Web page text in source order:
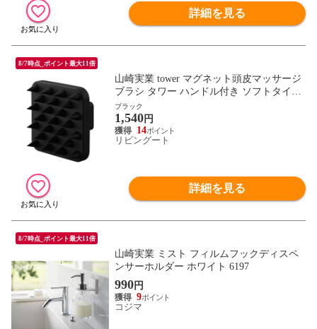
詳細を見る
8/7時点_ポイント最大11倍
山崎実業 tower マグネット頭皮マッサージ
ブラシ タワー ハンドル付き ソフトタイプ
（ 4903208017695 タワーシリーズ 頭皮マ
ッサージブラシ マッサージブラシ ソフト
洗浄ブラシ ヘッドブラシ マグネット 磁石
頭皮ケア ） 【ブラック】
ブラック
1,540円
14
リビングート
詳細を見る
8/7時点_ポイント最大11倍
山崎実業 ミスト フィルムフックディスペ
ンサーホルダー ホワイト 6197
990円
9
コジマ